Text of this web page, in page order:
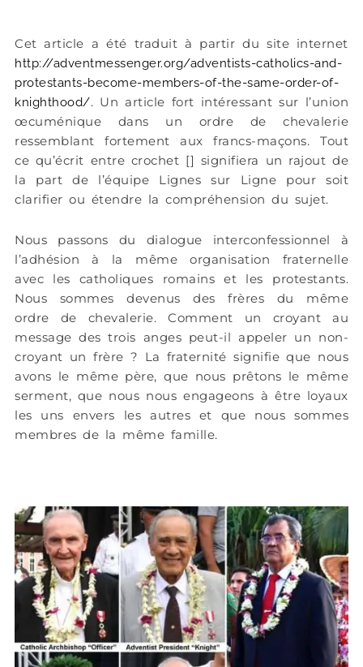
Cet article a été traduit à partir du site internet
http://adventmessenger.org/adventists-catholics-and-
protestants-become-members-of-the-same-order-of-
knighthood/. Un article fort intéressant sur l’union
œcuménique dans un ordre de chevalerie
ressemblant fortement aux francs-maçons. Tout
ce qu’écrit entre crochet [] signifiera un rajout de
la part de l’équipe Lignes sur Ligne pour soit
clarifier ou étendre la compréhension du sujet.
Nous passons du dialogue interconfessionnel à
l’adhésion à la même organisation fraternelle
avec les catholiques romains et les protestants.
Nous sommes devenus des frères du même
ordre de chevalerie. Comment un croyant au
message des trois anges peut-il appeler un non-
croyant un frère ? La fraternité signifie que nous
avons le même père, que nous prêtons le même
serment, que nous nous engageons à être loyaux
les uns envers les autres et que nous sommes
membres de la même famille.